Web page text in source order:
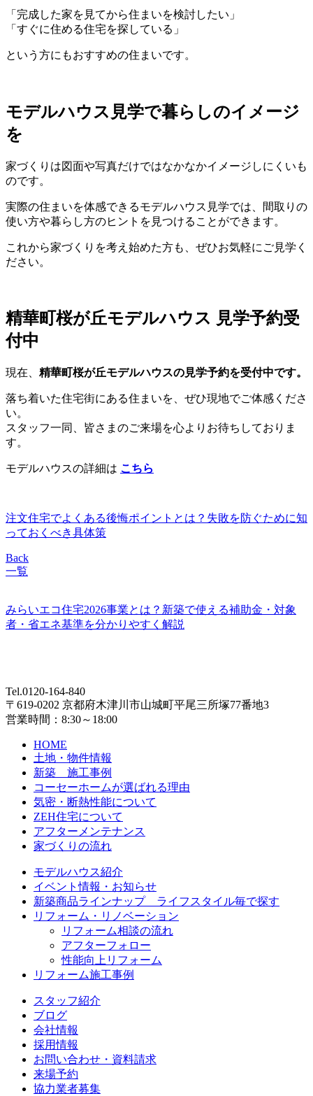
「完成した家を見てから住まいを検討したい」
「すぐに住める住宅を探している」
という方にもおすすめの住まいです。
モデルハウス見学で暮らしのイメージ
を
家づくりは図面や写真だけではなかなかイメージしにくいも
のです。
実際の住まいを体感できるモデルハウス見学では、間取りの
使い方や暮らし方のヒントを見つけることができます。
これから家づくりを考え始めた方も、ぜひお気軽にご見学く
ださい。
精華町桜が丘モデルハウス 見学予約受
付中
現在、 精華町桜が丘モデルハウスの見学予約を受付中です。
落ち着いた住宅街にある住まいを、ぜひ現地でご体感くださ
い。
スタッフ一同、皆さまのご来場を心よりお待ちしておりま
す。
モデルハウスの詳細は こちら
注文住宅でよくある後悔ポイントとは？失敗を防ぐために知
っておくべき具体策
Back
一覧
みらいエコ住宅2026事業とは？新築で使える補助金・対象
者・省エネ基準を分かりやすく解説
Tel.0120-164-840
〒619-0202 京都府木津川市山城町平尾三所塚77番地3
営業時間：8:30～18:00
HOME
土地・物件情報
新築 施工事例
コーセーホームが選ばれる理由
気密・断熱性能について
ZEH住宅について
アフターメンテナンス
家づくりの流れ
モデルハウス紹介
イベント情報・お知らせ
新築商品ラインナップ ライフスタイル毎で探す
リフォーム・リノベーション
リフォーム相談の流れ
アフターフォロー
性能向上リフォーム
リフォーム施工事例
スタッフ紹介
ブログ
会社情報
採用情報
お問い合わせ・資料請求
来場予約
協力業者募集